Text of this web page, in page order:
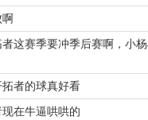
这赛季要冲季后赛啊，小
者的球真好看
在牛逼哄哄的